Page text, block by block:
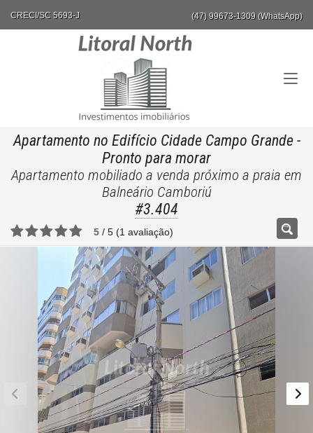
CRECI/SC 5693-J (47) 99673-1309 (WhatsApp)
Apartamento no Edifício Cidade Campo Grande-
Pronto para morar
Apartamento mobiliado a venda próximo a praia em
Balneário Camboriú
#3.404
5 / 5 (1 avaliação)